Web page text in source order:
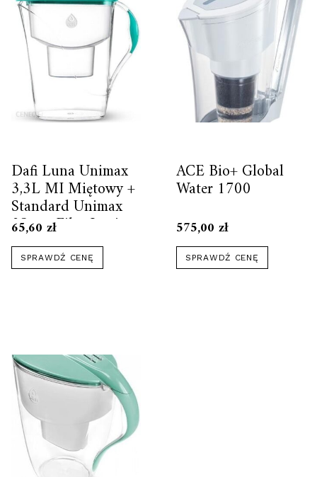
Dafi Luna Unimax
3,3L MI Miętowy +
Standard Unimax
2Szt + FilterLogic
FL-402H 4Szt
65,60 zł
SPRAWDŹ CENĘ
ACE Bio+ Global
Water 1700
575,00 zł
SPRAWDŹ CENĘ